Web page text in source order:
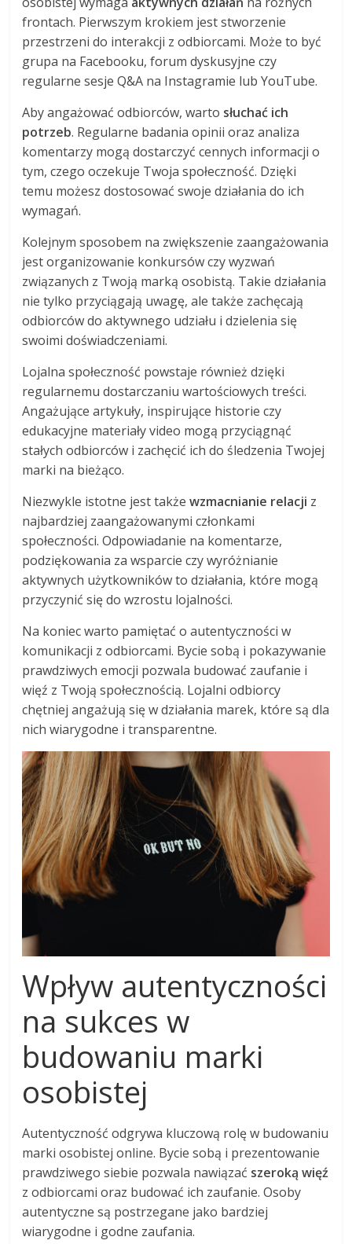
frontach. Pierwszym krokiem jest stworzenie
przestrzeni do interakcji z odbiorcami. Może to być
grupa na Facebooku, forum dyskusyjne czy
regularne sesje Q&A na Instagramie lub YouTube.
Aby angażować odbiorców, warto słuchać ich
potrzeb. Regularne badania opinii oraz analiza
komentarzy mogą dostarczyć cennych informacji o
tym, czego oczekuje Twoja społeczność. Dzięki
temu możesz dostosować swoje działania do ich
wymagań.
Kolejnym sposobem na zwiększenie zaangażowania
jest organizowanie konkursów czy wyzwań
związanych z Twoją marką osobistą. Takie działania
nie tylko przyciągają uwagę, ale także zachęcają
odbiorców do aktywnego udziału i dzielenia się
swoimi doświadczeniami.
Lojalna społeczność powstaje również dzięki
regularnemu dostarczaniu wartościowych treści.
Angażujące artykuły, inspirujące historie czy
edukacyjne materiały video mogą przyciągnąć
stałych odbiorców i zachęcić ich do śledzenia Twojej
marki na bieżąco.
Niezwykle istotne jest takżewzmacnianie relacji z
najbardziej zaangażowanymi członkami
społeczności. Odpowiadanie na komentarze,
podziękowania za wsparcie czy wyróżnianie
aktywnych użytkowników to działania, które mogą
przyczynić się do wzrostu lojalności.
Na koniec warto pamiętać o autentyczności w
komunikacji z odbiorcami. Bycie sobą i pokazywanie
prawdziwych emocji pozwala budować zaufanie i
więź z Twoją społecznością. Lojalni odbiorcy
chętniej angażują się w działania marek, które są dla
nich wiarygodne i transparentne.
Wpływ autentyczności
na sukces w
budowaniu marki
osobistej
Autentyczność odgrywa kluczową rolę w budowaniu
marki osobistej online. Bycie sobą i prezentowanie
prawdziwego siebie pozwala nawiązać szeroką więź
z odbiorcami oraz budować ich zaufanie. Osoby
autentyczne są postrzegane jako bardziej
wiarygodne i godne zaufania.